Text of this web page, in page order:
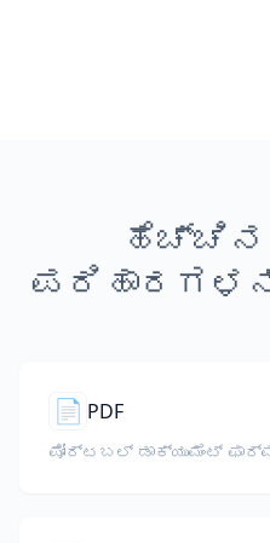
ಹೆಚ್ಚಿನ
📄 PDF
ಪೋರ್ಟಬಲ್ ಡಾಕ್ಯುಮೆಂಟ್